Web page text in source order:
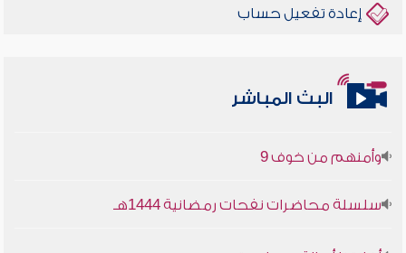
إعادة تفعيل حساب
البث المباشر
أخلاقنا أصالة ومعاصرة